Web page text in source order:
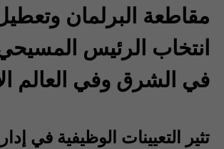
مقاطعة البرلمان
انتخاب الرئيس
في الشرق وفي العالم
تثير التعيينات الوظيفية في